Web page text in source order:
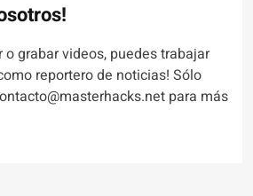
grabar videos, puedes trabajar
reportero de noticias! Sólo
para más